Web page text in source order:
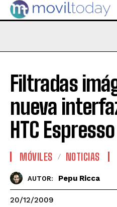
Filtradas
nueva
HTC Espresso
MÓVILES NOTICIAS
AUTOR: Pepu Ricca
20/12/2009